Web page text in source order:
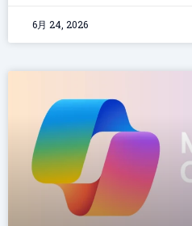
6月 24, 2026